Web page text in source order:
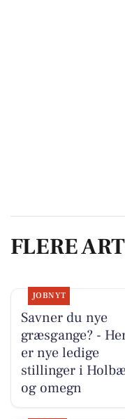
FLERE
JOBNYT
Savner du nye
græsgange? -
er nye ledige
stillinger i
og omegn